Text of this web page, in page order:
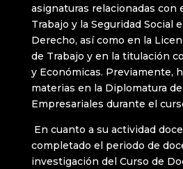
asignaturas relacionadas con
Trabajo y la Seguridad Social
Derecho, así como en la
de Trabajo y en la titulación
y Económicas. Previamente,
materias en la Diplomatura
Empresariales durante el
En cuanto a su actividad
completado el periodo de
investigación del Curso de